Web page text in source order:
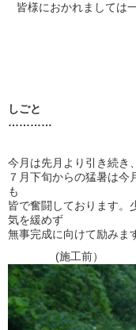
皆様におかれましては
しごと
…………
今月は先月より引き続き
７月下旬からの猛暑は今
も
皆で奮闘しております。
気を緩めず
無事完成に向けて励みま
(施工前）